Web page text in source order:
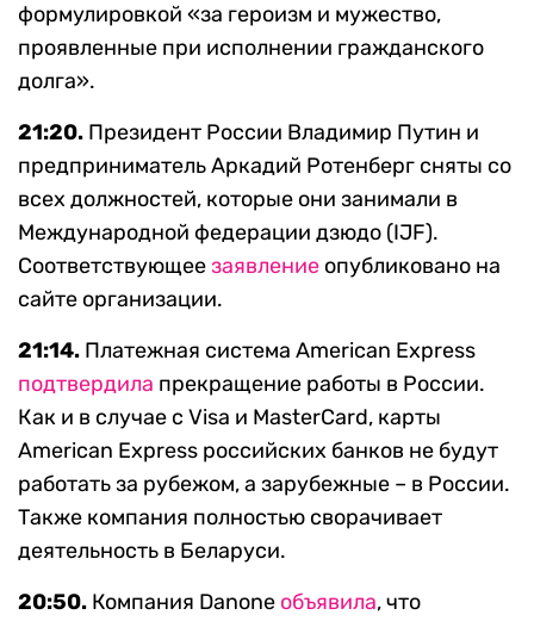
формулировкой «за героизм и мужество,
проявленные при исполнении гражданского
долга».
21:20. Президент России Владимир Путин и
предприниматель Аркадий Ротенберг сняты со
всех должностей, которые они занимали в
Международной федерации дзюдо (IJF).
Соответствующеезаявление опубликовано на
сайте организации.
21:14. Платежная система American Express
подтвердила прекращение работы в России.
Как и в случае с Visa и MasterCard, карты
American Express российских банков не будут
работать за рубежом, а зарубежные – в России.
Также компания полностью сворачивает
деятельность в Беларуси.
20:50. Компания Danone объявила, что